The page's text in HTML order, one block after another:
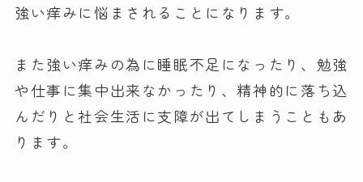
強い痒みに悩まされることになります。
また強い痒みの為に睡眠不足になったり、勉強
や仕事に集中出来なかったり、精神的に落ち込
んだりと社会生活に支障が出てしまうこともあ
ります。